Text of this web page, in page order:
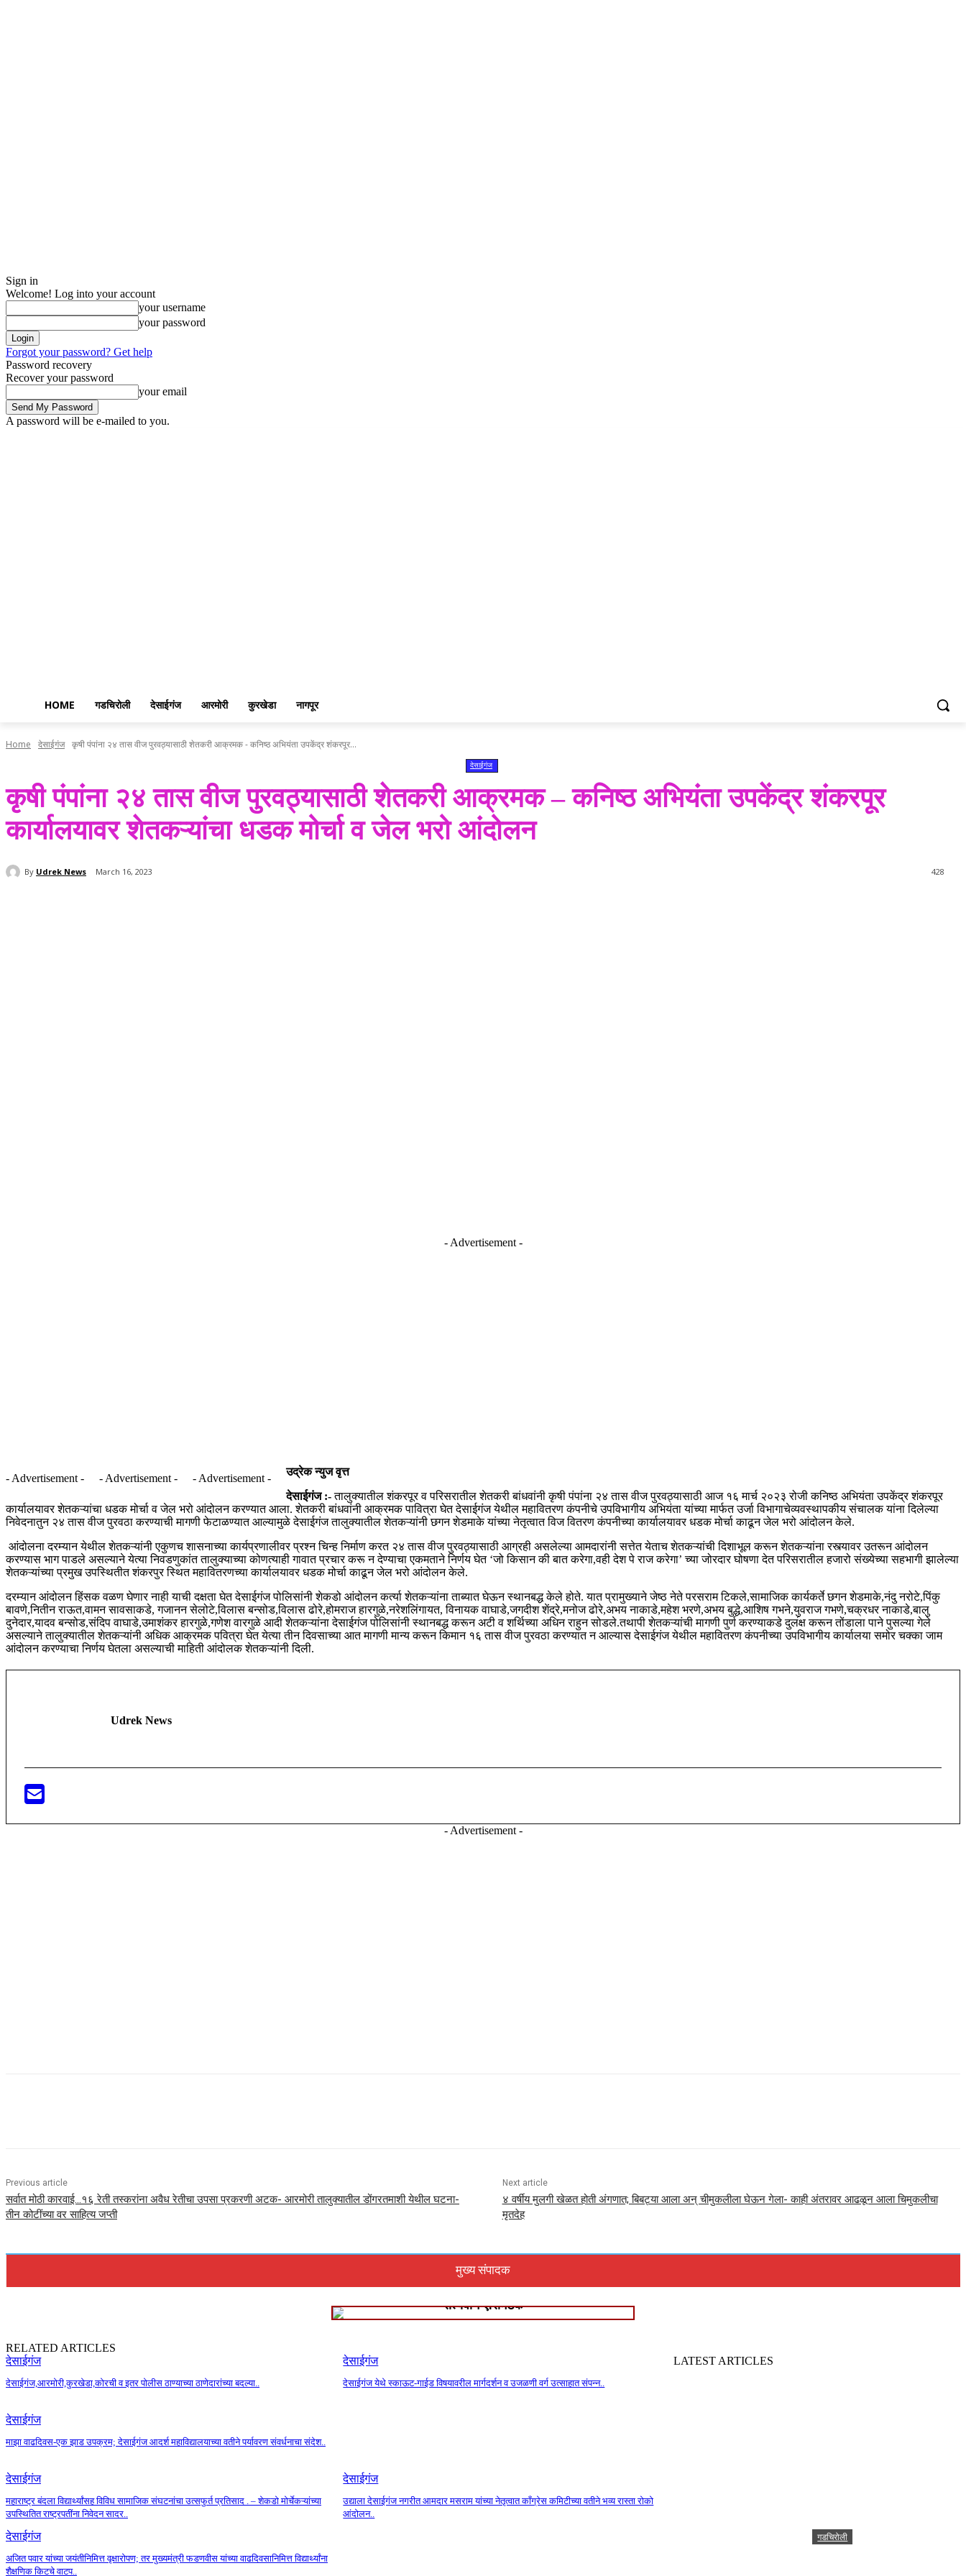
Sign in
Welcome! Log into your account
your username
your password
Forgot your password? Get help
Password recovery
Recover your password
your email
A password will be e-mailed to you.
HOME गडचिरोली देसाईगंज आरमोरी कुरखेडा नागपूर
Home देसाईगंज कृषी पंपांना २४ तास वीज पुरवठ्यासाठी शेतकरी आक्रमक - कनिष्ठ अभियंता उपकेंद्र शंकरपूर...
देसाईगंज
कृषी पंपांना २४ तास वीज पुरवठ्यासाठी शेतकरी आक्रमक – कनिष्ठ अभियंता उपकेंद्र शंकरपूर
कार्यालयावर शेतकऱ्यांचा धडक मोर्चा व जेल भरो आंदोलन
By Udrek News March 16, 2023 428
- Advertisement -
- Advertisement - - Advertisement - - Advertisement -
उद्रेक न्युज वृत्त
देसाईगंज :-तालुक्यातील शंकरपूर व परिसरातील शेतकरी बांधवांनी कृषी पंपांना २४ तास वीज पुरवठ्यासाठी आज १६ मार्च २०२३ रोजी कनिष्ठ अभियंता उपकेंद्र शंकरपूर
कार्यालयावर शेतकऱ्यांचा धडक मोर्चा व जेल भरो आंदोलन करण्यात आला. शेतकरी बांधवांनी आक्रमक पावित्रा घेत देसाईगंज येथील महावितरण कंपनीचे उपविभागीय अभियंता यांच्या मार्फत उर्जा विभागाचेव्यवस्थापकीय संचालक यांना दिलेल्या
निवेदनातुन २४ तास वीज पुरवठा करण्याची मागणी फेटाळण्यात आल्यामुळे देसाईगंज तालुक्यातील शेतकऱ्यांनी छगन शेडमाके यांच्या नेतृत्वात विज वितरण कंपनीच्या कार्यालयावर धडक मोर्चा काढून जेल भरो आंदोलन केले.
आंदोलना दरम्यान येथील शेतकऱ्यांनी एकुणच शासनाच्या कार्यप्रणालीवर प्रश्न चिन्ह निर्माण करत २४ तास वीज पुरवठ्यासाठी आग्रही असलेल्या आमदारांनी सत्तेत येताच शेतकऱ्यांची दिशाभूल करून शेतकऱ्यांना रस्त्यावर उतरून आंदोलन
करण्यास भाग पाडले असल्याने येत्या निवडणुकांत तालुक्याच्या कोणत्याही गावात प्रचार करू न देण्याचा एकमताने निर्णय घेत ‘जो किसान की बात करेगा,वही देश पे राज करेगा’ च्या जोरदार घोषणा देत परिसरातील हजारो संख्येच्या सहभागी झालेल्या
शेतकऱ्यांच्या प्रमुख उपस्थितीत शंकरपुर स्थित महावितरणच्या कार्यालयावर धडक मोर्चा काढून जेल भरो आंदोलन केले.
दरम्यान आंदोलन हिंसक वळण घेणार नाही याची दक्षता घेत देसाईगंज पोलिसांनी शेकडो आंदोलन कर्त्या शेतकऱ्यांना ताब्यात घेऊन स्थानबद्ध केले होते. यात प्रामुख्याने जेष्ठ नेते परसराम टिकले,सामाजिक कार्यकर्ते छगन शेडमाके,नंदु नरोटे,पिंकु
बावणे,नितीन राऊत,वामन सावसाकडे, गजानन सेलोटे,विलास बन्सोड,विलास ढोरे,होमराज हारगुळे,नरेशलिंगायत, विनायक वाघाडे,जगदीश शेंद्रे,मनोज ढोरे,अभय नाकाडे,महेश भरणे,अभय बुद्धे,आशिष गभने,युवराज गभणे,चक्रधर नाकाडे,बालु
दुनेदार,यादव बन्सोड,संदिप वाघाडे,उमाशंकर हारगुळे,गणेश वारगुळे आदी शेतकऱ्यांना देसाईगंज पोलिसांनी स्थानबद्ध करून अटी व शर्थिच्या अधिन राहुन सोडले.तथापी शेतकऱ्यांची मागणी पुर्ण करण्याकडे दुल॔क्ष करून तोंडाला पाने पुसल्या गेले
असल्याने तालुक्यातील शेतकऱ्यांनी अधिक आक्रमक पवित्रा घेत येत्या तीन दिवसाच्या आत मागणी मान्य करून किमान १६ तास वीज पुरवठा करण्यात न आल्यास देसाईगंज येथील महावितरण कंपनीच्या उपविभागीय कार्यालया समोर चक्का जाम
आंदोलन करण्याचा निर्णय घेतला असल्याची माहिती आंदोलक शेतकऱ्यांनी दिली.
Udrek News
- Advertisement -
Previous article
सर्वात मोठी कारवाई…१६ रेती तस्करांना अवैध रेतीचा उपसा प्रकरणी अटक- आरमोरी तालुक्यातील डोंगरतमाशी येथील घटना-
तीन कोटींच्या वर साहित्य जप्ती
Next article
४ वर्षीय मुलगी खेळत होती अंगणात; बिबट्या आला अन् चीमुकलीला घेऊन गेला- काही अंतरावर आढळून आला चिमुकलीचा
मृतदेह
मुख्य संपादक
सत्यवान ए.रामटेके
RELATED ARTICLES
देसाईगंज
देसाईगंज,आरमोरी,कुरखेडा,कोरची व इतर पोलीस ठाण्याच्या ठाणेदारांच्या बदल्या..
देसाईगंज
देसाईगंज येथे स्काऊट-गाईड विषयावरील मार्गदर्शन व उजळणी वर्ग उत्साहात संपन्न..
देसाईगंज
माझा वाढदिवस-एक झाड उपक्रम; देसाईगंज आदर्श महाविद्यालयाच्या वतीने पर्यावरण संवर्धनाचा संदेश..
देसाईगंज
महाराष्ट्र बंदला विद्यार्थ्यांसह विविध सामाजिक संघटनांचा उत्सफुर्त प्रतिसाद . – शेकडो मोर्चेकऱ्यांच्या
उपस्थितित राष्ट्रपतींना निवेदन सादर..
देसाईगंज
उद्याला देसाईगंज नगरीत आमदार मसराम यांच्या नेतृत्वात काँग्रेस कमिटीच्या वतीने भव्य रास्ता रोको
आंदोलन..
देसाईगंज
अजित पवार यांच्या जयंतीनिमित्त वृक्षारोपण; तर मुख्यमंत्री फडणवीस यांच्या वाढदिवसानिमित्त विद्यार्थ्यांना
शैक्षणिक किटचे वाटप..
LATEST ARTICLES
गडचिरोली